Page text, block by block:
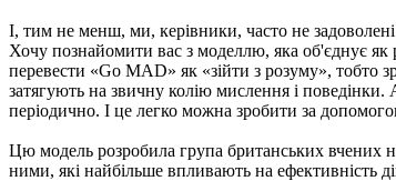
І, тим не менш, ми, керівники, часто не задоволені
Хочу познайомити вас з моделлю, яка об'єднує
перевести «Go MAD» як «зійти з розуму», тобто
затягують на звичну колію мислення і
періодично. І це легко можна зробити за
Цю модель розробила група британських вчених
ними, які найбільше впливають на ефективність